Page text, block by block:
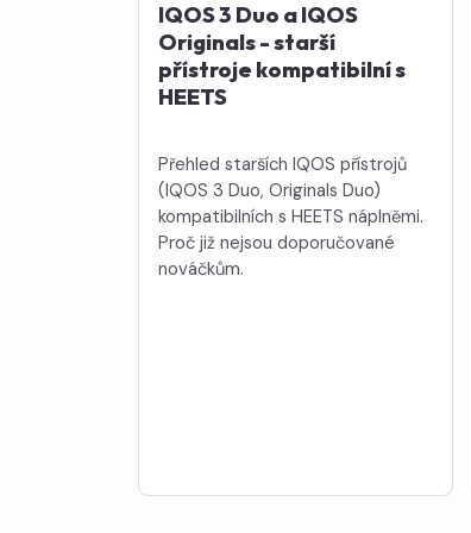
IQOS 3 Duo a IQOS
Originals - starší
přístroje kompatibilní s
HEETS
Přehled starších IQOS přístrojů
(IQOS 3 Duo, Originals Duo)
kompatibilních s HEETS náplněmi.
Proč již nejsou doporučované
nováčkům.